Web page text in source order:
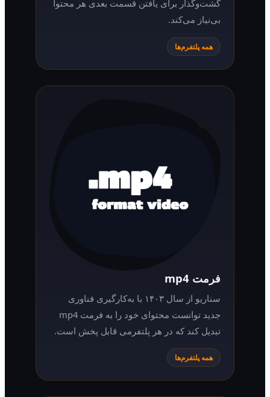
گشت‌وگذار برای یافتن قسمت بعدی هر محتوا
بی‌نیاز می‌کند.
همه پلتفرم‌ها
فرمت mp4
سناریو از سال ۱۴۰۳ با به‌کارگیری فناوری
جدید توانست محتوای خود را به فرمت mp4
تبدیل کند که در هر پلتفرمی قابل پخش است.
همه پلتفرم‌ها